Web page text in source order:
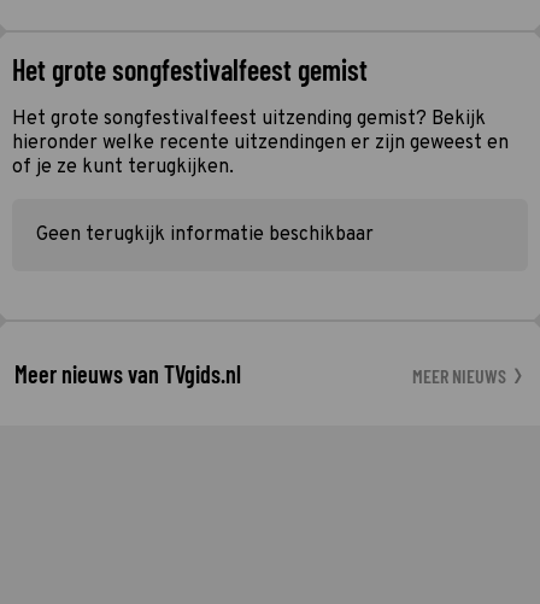
Het grote songfestivalfeest gemist
Het grote songfestivalfeest uitzending gemist? Bekijk
hieronder welke recente uitzendingen er zijn geweest en
of je ze kunt terugkijken.
Geen terugkijk informatie beschikbaar
Meer nieuws van TVgids.nl MEER NIEUWS